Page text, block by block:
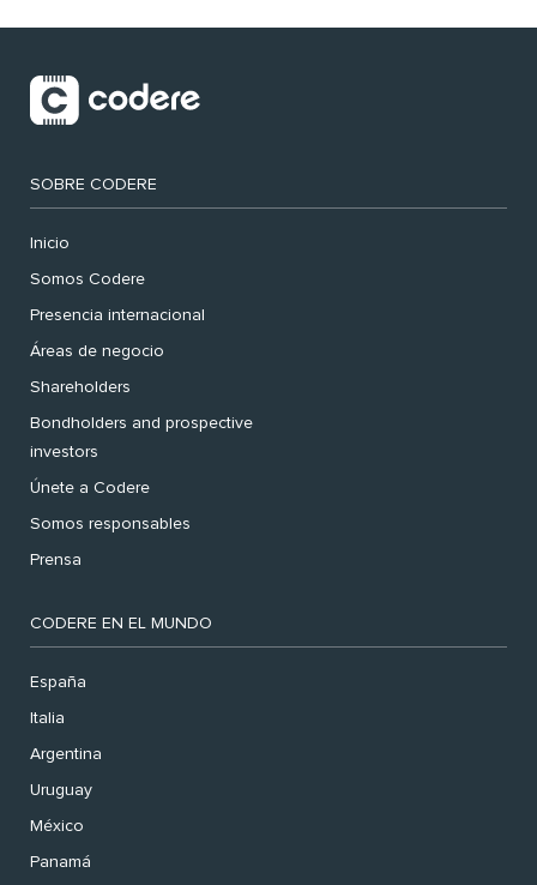
SOBRE CODERE
Inicio
Somos Codere
Presencia internacional
Áreas de negocio
Shareholders
Bondholders and prospective
investors
Únete a Codere
Somos responsables
Prensa
CODERE EN EL MUNDO
España
Italia
Argentina
Uruguay
México
Panamá